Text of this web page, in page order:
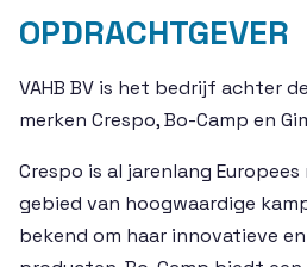
OPDRACHTGEVER
VAHB BV is het bedrijf achter
merken Crespo, Bo-Camp en
Crespo is al jarenlang
gebied van hoogwaardige
bekend om haar innovatieve